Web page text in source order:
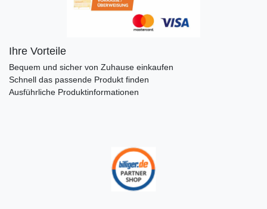
Ihre Vorteile
Bequem und sicher von Zuhause einkaufen
Schnell das passende Produkt finden
Ausführliche Produktinformationen